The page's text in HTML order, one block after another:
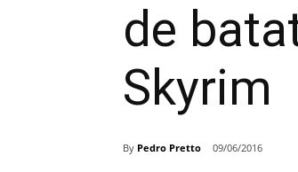
de
Skyrim
By Pedro Pretto 09/06/2016